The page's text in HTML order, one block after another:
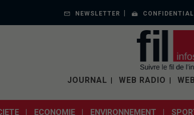
NEWSLETTER
JOURNAL WEB RADIO
ECONOMIE ENVIRONNEMENT